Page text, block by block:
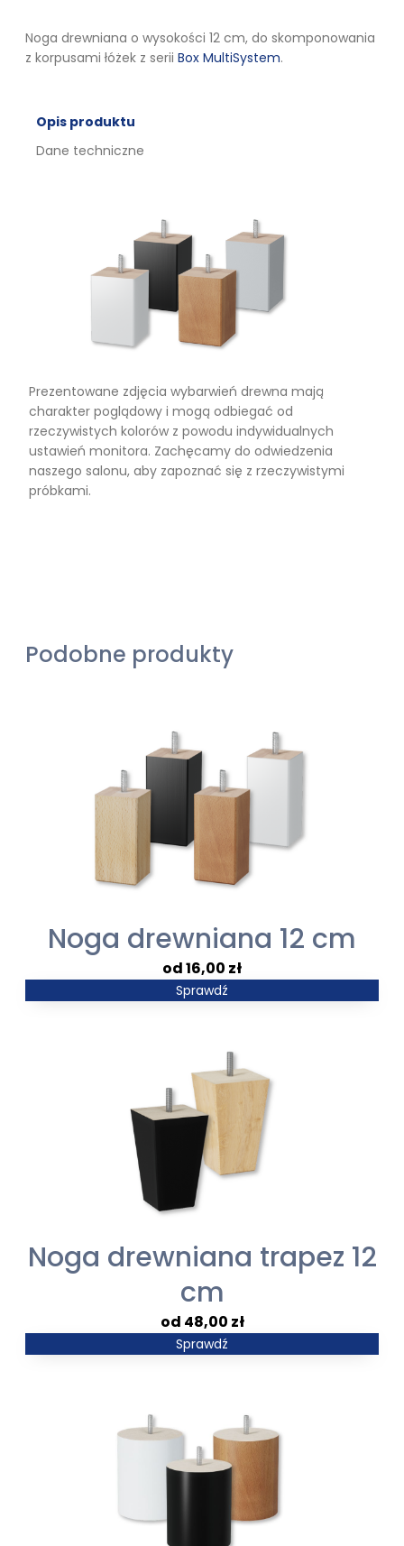
Noga drewniana o wysokości 12 cm, do skomponowania
z korpusami łóżek z serii Box MultiSystem.
Opis produktu
Dane techniczne
Prezentowane zdjęcia wybarwień drewna mają
charakter poglądowy i mogą odbiegać od
rzeczywistych kolorów z powodu indywidualnych
ustawień monitora. Zachęcamy do odwiedzenia
naszego salonu, aby zapoznać się z rzeczywistymi
próbkami.
Podobne produkty
Noga drewniana 12 cm
16,00 zł
Sprawdź
Noga drewniana trapez 12
cm
48,00 zł
Sprawdź